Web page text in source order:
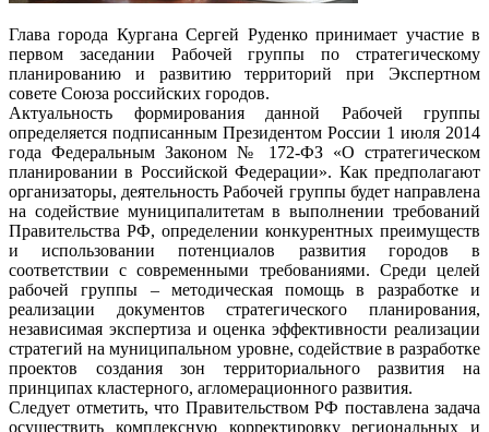
Глава города Кургана Сергей Руденко принимает участие в
первом заседании Рабочей группы по стратегическому
планированию и развитию территорий при Экспертном
совете Союза российских городов.
Актуальность формирования данной Рабочей группы
определяется подписанным Президентом России 1 июля 2014
года Федеральным Законом № 172-ФЗ «О стратегическом
планировании в Российской Федерации». Как предполагают
организаторы, деятельность Рабочей группы будет направлена
на содействие муниципалитетам в выполнении требований
Правительства РФ, определении конкурентных преимуществ
и использовании потенциалов развития городов в
соответствии с современными требованиями. Среди целей
рабочей группы – методическая помощь в разработке и
реализации документов стратегического планирования,
независимая экспертиза и оценка эффективности реализации
стратегий на муниципальном уровне, содействие в разработке
проектов создания зон территориального развития на
принципах кластерного, агломерационного развития.
Следует отметить, что Правительством РФ поставлена задача
осуществить комплексную корректировку региональных и